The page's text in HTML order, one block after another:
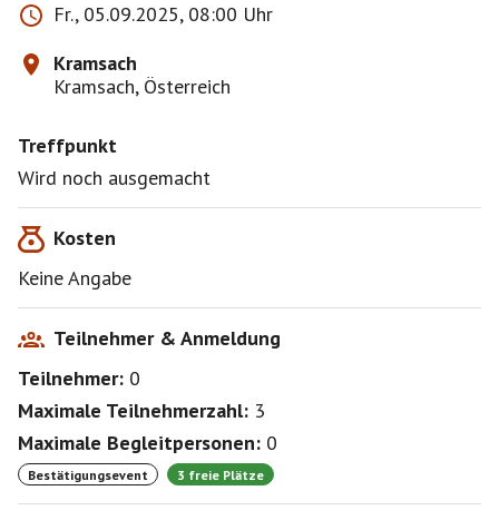
Fr., 05.09.2025, 08:00 Uhr
Kramsach
Kramsach, Österreich
Treffpunkt
Wird noch ausgemacht
Kosten
Keine Angabe
Teilnehmer & Anmeldung
Teilnehmer: 0
Maximale Teilnehmerzahl: 3
Maximale Begleitpersonen: 0
Bestätigungsevent 3 freie Plätze